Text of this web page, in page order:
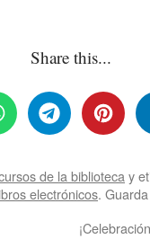
Share this...
de la biblioteca y
electrónicos.